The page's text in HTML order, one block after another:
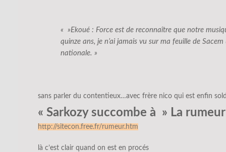
« »Ekoué : Force est de reconnaître que notre
quinze ans, je n’ai jamais vu sur ma feuille de
nationale. »
sans parler du contentieux…avec frère nico qui est enfin
« Sarkozy succombe à » La
http://sitecon.free.fr/rumeur.htm
là c’est clair quand on est en procés